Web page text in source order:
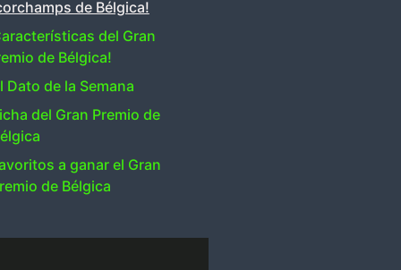
de Bélgica!
del Gran
de Bélgica!
Dato de la Semana
del Gran Premio de
a ganar el Gran
de Bélgica